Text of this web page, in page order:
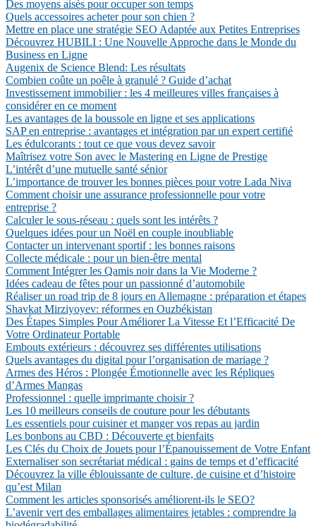
Des moyens aisés pour occuper son temps
Quels accessoires acheter pour son chien ?
Mettre en place une stratégie SEO Adaptée aux Petites Entreprises
Découvrez HUBILI : Une Nouvelle Approche dans le Monde du
Business en Ligne
Augenix de Science Blend: Les résultats
Combien coûte un poêle à granulé ? Guide d’achat
Investissement immobilier : les 4 meilleures villes françaises à
considérer en ce moment
Les avantages de la boussole en ligne et ses applications
SAP en entreprise : avantages et intégration par un expert certifié
Les édulcorants : tout ce que vous devez savoir
Maîtrisez votre Son avec le Mastering en Ligne de Prestige
L’intérêt d’une mutuelle santé sénior
L’importance de trouver les bonnes pièces pour votre Lada Niva
Comment choisir une assurance professionnelle pour votre
entreprise ?
Calculer le sous-réseau : quels sont les intérêts ?
Quelques idées pour un Noël en couple inoubliable
Contacter un intervenant sportif : les bonnes raisons
Collecte médicale : pour un bien-être mental
Comment Intégrer les Qamis noir dans la Vie Moderne ?
Idées cadeau de fêtes pour un passionné d’automobile
Réaliser un road trip de 8 jours en Allemagne : préparation et étapes
Shavkat Mirziyoyev: réformes en Ouzbékistan
Des Étapes Simples Pour Améliorer La Vitesse Et l’Efficacité De
Votre Ordinateur Portable
Embouts extérieurs : découvrez ses différentes utilisations
Quels avantages du digital pour l’organisation de mariage ?
Armes des Héros : Plongée Émotionnelle avec les Répliques
d’Armes Mangas
Professionnel : quelle imprimante choisir ?
Les 10 meilleurs conseils de couture pour les débutants
Les essentiels pour cuisiner et manger vos repas au jardin
Les bonbons au CBD : Découverte et bienfaits
Les Clés du Choix de Jouets pour l’Épanouissement de Votre Enfant
Externaliser son secrétariat médical : gains de temps et d’efficacité
Découvrez la ville éblouissante de culture, de cuisine et d’histoire
qu’est Milan
Comment les articles sponsorisés améliorent-ils le SEO?
L’avenir vert des emballages alimentaires jetables : comprendre la